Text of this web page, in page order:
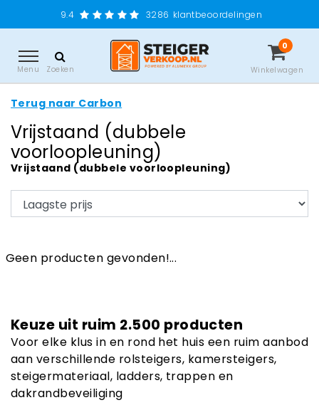
9.4 3286 klantbeoordelingen
Menu Zoeken
0
Winkelwagen
Terug naar Carbon
Vrijstaand (dubbele
voorloopleuning)
Vrijstaand (dubbele voorloopleuning)
Geen producten gevonden!...
Keuze uit ruim 2.500 producten
Voor elke klus in en rond het huis een ruim aanbod
aan verschillende rolsteigers, kamersteigers,
steigermateriaal, ladders, trappen en
dakrandbeveiliging